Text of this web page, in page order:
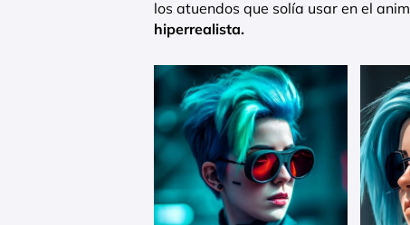
los atuendos que solía usar en el
hiperrealista.